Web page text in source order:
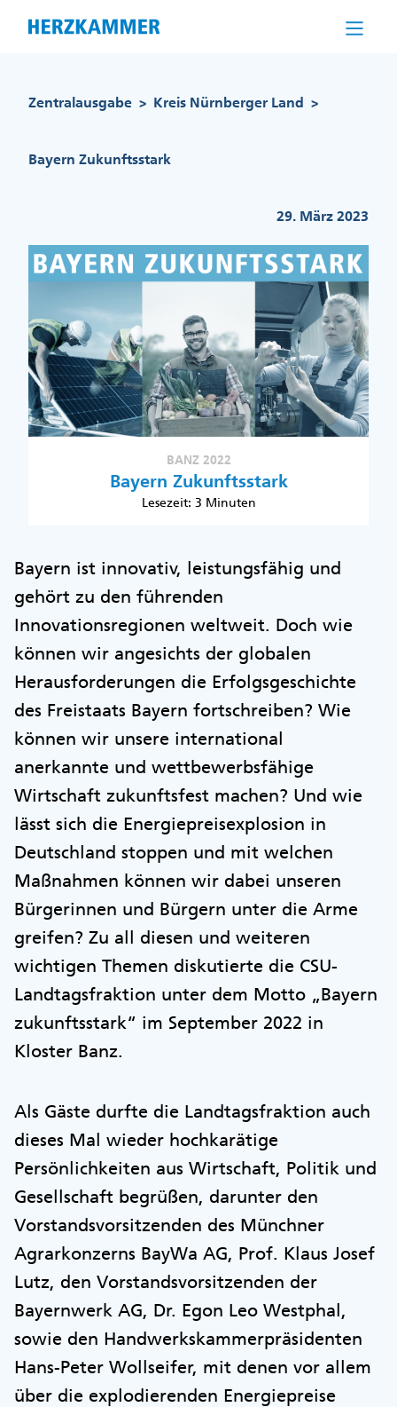
Zentralausgabe > Kreis Nürnberger Land >
Bayern Zukunftsstark
29. März 2023
BANZ 2022
Bayern Zukunftsstark
Lesezeit: 3 Minuten
Bayern ist innovativ, leistungsfähig und
gehört zu den führenden
Innovationsregionen weltweit. Doch wie
können wir angesichts der globalen
Herausforderungen die Erfolgsgeschichte
des Freistaats Bayern fortschreiben? Wie
können wir unsere international
anerkannte und wettbewerbsfähige
Wirtschaft zukunftsfest machen? Und wie
lässt sich die Energiepreisexplosion in
Deutschland stoppen und mit welchen
Maßnahmen können wir dabei unseren
Bürgerinnen und Bürgern unter die Arme
greifen? Zu all diesen und weiteren
wichtigen Themen diskutierte die CSU-
Landtagsfraktion unter dem Motto „Bayern
zukunftsstark“ im September 2022 in
Kloster Banz.
Als Gäste durfte die Landtagsfraktion auch
dieses Mal wieder hochkarätige
Persönlichkeiten aus Wirtschaft, Politik und
Gesellschaft begrüßen, darunter den
Vorstandsvorsitzenden des Münchner
Agrarkonzerns BayWa AG, Prof. Klaus Josef
Lutz, den Vorstandsvorsitzenden der
Bayernwerk AG, Dr. Egon Leo Westphal,
sowie den Handwerkskammerpräsidenten
Hans-Peter Wollseifer, mit denen vor allem
über die explodierenden Energiepreise